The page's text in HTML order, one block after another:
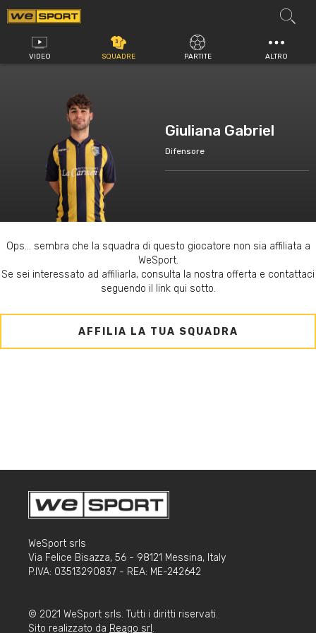
Vai
al
contenuto
VIDEO SQUADRE PARTITE ALTRO
Giuliana Gabriel
Difensore
Ops... sembra che la squadra di questo giocatore non sia affiliata a
WeSport.
Se sei interessato ad affiliarla, consulta la nostra offerta e contattaci
seguendo il link qui sotto.
AFFILIA LA TUA SQUADRA
WeSport srls
Via Felice Bisazza, 56 - 98121 Messina, Italy
P.IVA: 03513290837 - REA: ME-242642
© 2021 WeSport srls. Tutti i diritti riservati.
Sito realizzato da Reago srl .